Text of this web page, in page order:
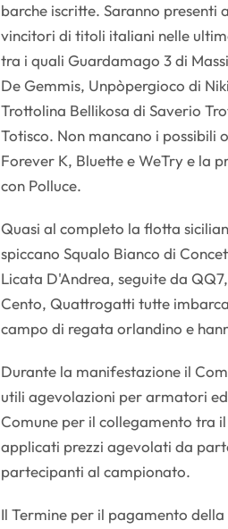
barche iscritte. Saranno presenti
vincitori di titoli italiani nelle
tra i quali Guardamago 3 di
De Gemmis, Unpòpergioco di
Trottolina Bellikosa di Saverio
Totisco. Non mancano i possibili
Forever K, Bluette e WeTry e la
con Polluce.
Quasi al completo la flotta
spiccano Squalo Bianco di
Licata D'Andrea, seguite da
Cento, Quattrogatti tutte
campo di regata orlandino e
Durante la manifestazione il
utili agevolazioni per armatori
Comune per il collegamento tra
applicati prezzi agevolati da
partecipanti al campionato.
Il Termine per il pagamento